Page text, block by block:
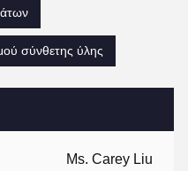
Ms. Carey Liu
σύνθετης ύλης